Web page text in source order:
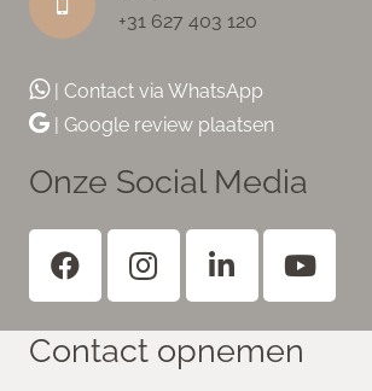
+31 627 403 120
| Contact via WhatsApp
| Google review plaatsen
Onze Social Media
Contact opnemen